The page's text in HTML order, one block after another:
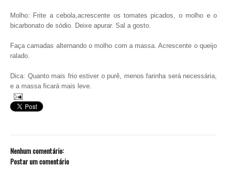
Molho: Frite a cebola,acrescente os tomates picados, o molho e o
bicarbonato de sódio. Deixe apurar. Sal a gosto.
Faça camadas alternando o molho com a massa. Acrescente o queijo
ralado.
Dica: Quanto mais frio estiver o purê, menos farinha será necessária,
e a massa ficará mais leve.
Nenhum comentário:
Postar um comentário